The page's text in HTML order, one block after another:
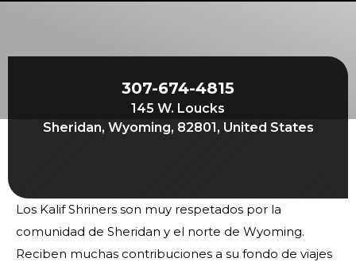
Experimenta la Hermandad
Tu impacto
Centro de miembros
Educación
307-674-4815
145 W. Loucks
Sheridan, Wyoming, 82801, United States
Los Kalif Shriners son muy respetados por la
comunidad de Sheridan y el norte de Wyoming.
Reciben muchas contribuciones a su fondo de viajes